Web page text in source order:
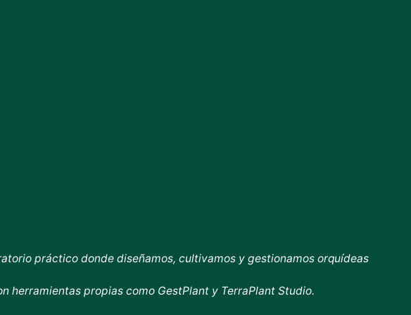
práctico donde diseñamos, cultivamos y gestionamos orquídeas
herramientas propias como GestPlant y TerraPlant Studio.